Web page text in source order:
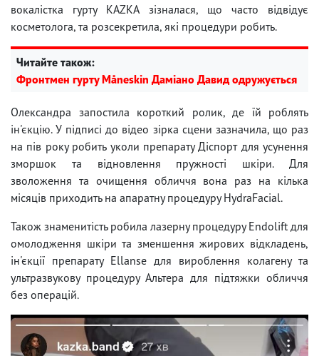
вокалістка гурту KAZKA зізналася, що часто відвідує
косметолога, та розсекретила, які процедури робить.
Читайте також:
Фронтмен гурту Måneskin Даміано Давид одружується
Олександра запостила короткий ролик, де їй роблять
ін'єкцію. У підписі до відео зірка сцени зазначила, що раз
на пів року робить уколи препарату Діспорт для усунення
зморшок та відновлення пружності шкіри. Для
зволоження та очищення обличчя вона раз на кілька
місяців приходить на апаратну процедуру HydraFacial.
Також знаменитість робила лазерну процедуру Endolift для
омолодження шкіри та зменшення жирових відкладень,
ін'єкції препарату Ellanse для вироблення колагену та
ультразвукову процедуру Альтера для підтяжки обличчя
без операцій.